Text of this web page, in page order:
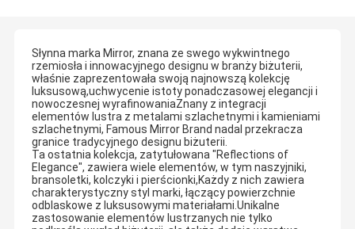
Słynna marka Mirror, znana ze swego wykwintnego
rzemiosła i innowacyjnego designu w branży biżuterii,
właśnie zaprezentowała swoją najnowszą kolekcję
luksusową,uchwycenie istoty ponadczasowej elegancji i
nowoczesnej wyrafinowaniaZnany z integracji
elementów lustra z metalami szlachetnymi i kamieniami
szlachetnymi, Famous Mirror Brand nadal przekracza
granice tradycyjnego designu biżuterii.
Ta ostatnia kolekcja, zatytułowana "Reflections of
Elegance", zawiera wiele elementów, w tym naszyjniki,
bransoletki, kolczyki i pierścionki,Każdy z nich zawiera
charakterystyczny styl marki, łączący powierzchnie
odblaskowe z luksusowymi materiałami.Unikalne
zastosowanie elementów lustrzanych nie tylko